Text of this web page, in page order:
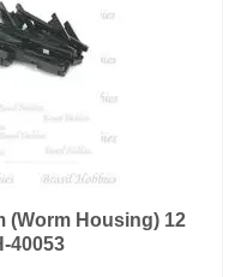
(Worm Housing) 12
40053